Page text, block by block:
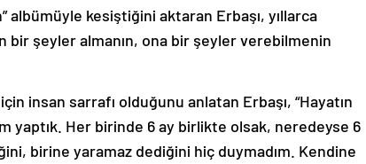
albümüyle kesiştiğini aktaran Erbaşı, yıllarca
bir şeyler almanın, ona bir şeyler verebilmenin
insan sarrafı olduğunu anlatan Erbaşı, “Hayatın
yaptık. Her birinde 6 ay birlikte olsak, neredeyse 6
birine yaramaz dediğini hiç duymadım. Kendine